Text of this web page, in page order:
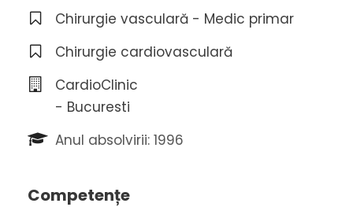
Chirurgie vasculară - Medic primar
Chirurgie cardiovasculară
CardioClinic
- Bucuresti
Anul absolvirii: 1996
Competențe